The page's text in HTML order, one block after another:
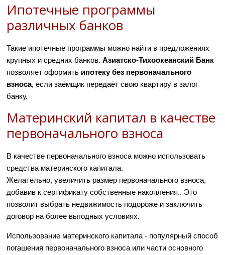
Ипотечные программы
различных банков
Такие ипотечные программы можно найти в предложениях
крупных и средних банков.Азиатско-Тихоокеанский Банк
позволяет оформить ипотеку без первоначального
взноса, если заёмщик передаёт свою квартиру в залог
банку.
Материнский капитал в качестве
первоначального взноса
В качестве первоначального взноса можно использовать
средства материнского капитала.
Желательно, увеличить размер первоначального взноса,
добавив к сертификату собственные накопления.. Это
позволит выбрать недвижимость подороже и заключить
договор на более выгодных условиях.
Использование материнского капитала - популярный способ
погашения первоначального взноса или части основного